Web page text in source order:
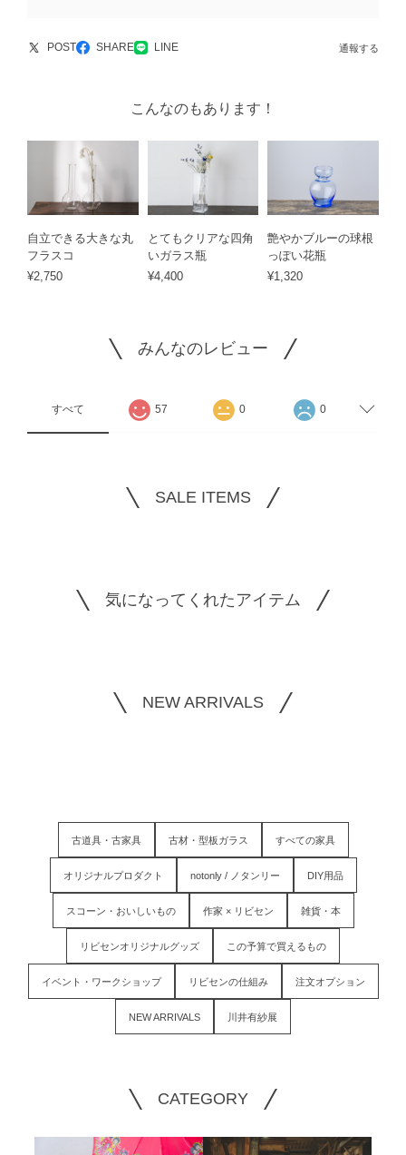
POST SHARE LINE 通報する
こんなのもあります！
自立できる大きな丸
フラスコ
¥2,750
とてもクリアな四角
いガラス瓶
¥4,400
艶やかブルーの球根
っぽい花瓶
¥1,320
みんなのレビュー
すべて 57 0 0
SALE ITEMS
気になってくれたアイテム
NEW ARRIVALS
古道具・古家具 古材・型板ガラス すべての家具
オリジナルプロダクト notonly / ノタンリー DIY用品
スコーン・おいしいもの 作家 × リビセン 雑貨・本
リビセンオリジナルグッズ この予算で買えるもの
イベント・ワークショップ リビセンの仕組み 注文オプション
NEW ARRIVALS 川井有紗展
CATEGORY